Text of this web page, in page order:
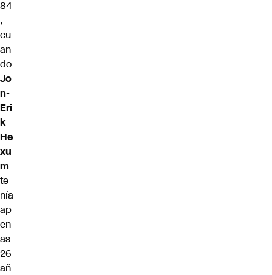
84
,
cu
an
do
Jo
n-
Eri
k
He
xu
m
te
nía
ap
en
as
26
añ